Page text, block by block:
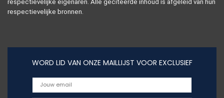
respectievelijke eigenaren. Alle geciteerde inhoud is afgeleid van hun
respectievelijke bronnen.
WORD LID VAN ONZE MAILLIJST VOOR EXCLUSIEF